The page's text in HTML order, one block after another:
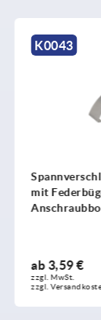
K0043
mit
ab 3,59 €
zzgl. MwSt.
zzgl.